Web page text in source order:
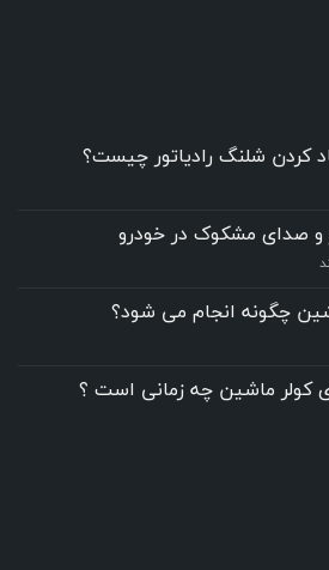
کردن شلنگ رادیاتور چیست؟
صدای مشکوک در خودرو
چگونه انجام می شود؟
کولر ماشین چه زمانی است ؟